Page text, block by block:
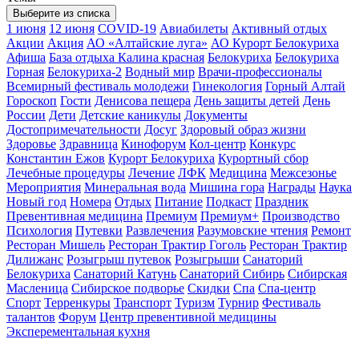
Выберите из списка
1 июня 12 июня COVID-19 Авиабилеты Активный отдых
Акции Акция АО «Алтайские луга» АО Курорт Белокуриха
Афиша База отдыха Калина красная Белокуриха Белокуриха
Горная Белокуриха-2 Водный мир Врачи-профессионалы
Всемирный фестиваль молодежи Гинекология Горный Алтай
Гороскоп Гости Денисова пещера День защиты детей День
России Дети Детские каникулы Документы
Достопримечательности Досуг Здоровый образ жизни
Здоровье Здравница Кинофорум Кол-центр Конкурс
Константин Ежов Курорт Белокуриха Курортный сбор
Лечебные процедуры Лечение ЛФК Медицина Межсезонье
Мероприятия Минеральная вода Мишина гора Награды Наука
Новый год Номера Отдых Питание Подкаст Праздник
Превентивная медицина Премиум Премиум+ Производство
Психология Путевки Развлечения Разумовские чтения Ремонт
Ресторан Мишель Ресторан Трактир Гоголь Ресторан Трактир
Дилижанс Розыгрыш путевок Розыгрыши Санаторий
Белокуриха Санаторий Катунь Санаторий Сибирь Сибирская
Масленица Сибирское подворье Скидки Спа Спа-центр
Спорт Терренкуры Транспорт Туризм Турнир Фестиваль
талантов Форум Центр превентивной медицины
Эксперементальная кухня